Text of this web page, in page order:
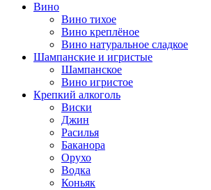
Вино
Вино тихое
Вино креплёное
Вино натуральное сладкое
Шампанские и игристые
Шампанское
Вино игристое
Крепкий алкоголь
Виски
Джин
Расилья
Баканора
Орухо
Водка
Коньяк